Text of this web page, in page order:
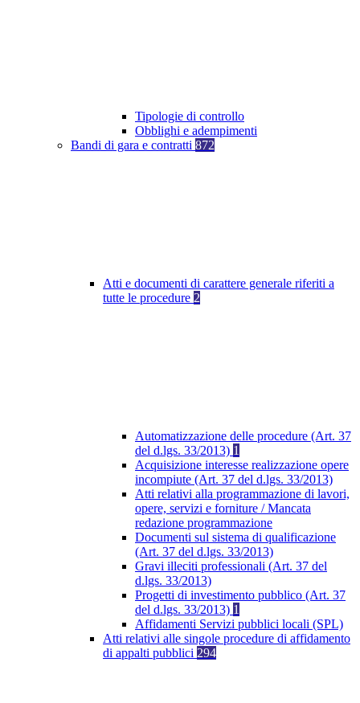
Tipologie di controllo
Obblighi e adempimenti
Bandi di gara e contratti 872
Atti e documenti di carattere generale riferiti a
tutte le procedure 2
Automatizzazione delle procedure (Art. 37
del d.lgs. 33/2013) 1
Acquisizione interesse realizzazione opere
incompiute (Art. 37 del d.lgs. 33/2013)
Atti relativi alla programmazione di lavori,
opere, servizi e forniture / Mancata
redazione programmazione
Documenti sul sistema di qualificazione
(Art. 37 del d.lgs. 33/2013)
Gravi illeciti professionali (Art. 37 del
d.lgs. 33/2013)
Progetti di investimento pubblico (Art. 37
del d.lgs. 33/2013) 1
Affidamenti Servizi pubblici locali (SPL)
Atti relativi alle singole procedure di affidamento
di appalti pubblici 294